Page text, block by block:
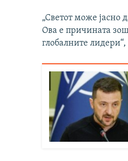
„Светот може јасно
Ова е причината
глобалните